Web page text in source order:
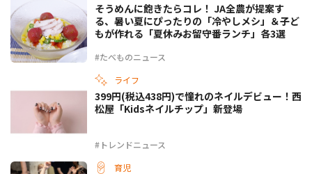
#たべものニュース
そうめんに飽きたらコレ！ JA全農が提案す
る、暑い夏にぴったりの「冷やしメシ」＆子ど
もが作れる「夏休みお留守番ランチ」各3選
ライフ
#トレンドニュース
399円(税込438円)で憧れのネイルデビュー！西
松屋「Kidsネイルチップ」新登場
育児